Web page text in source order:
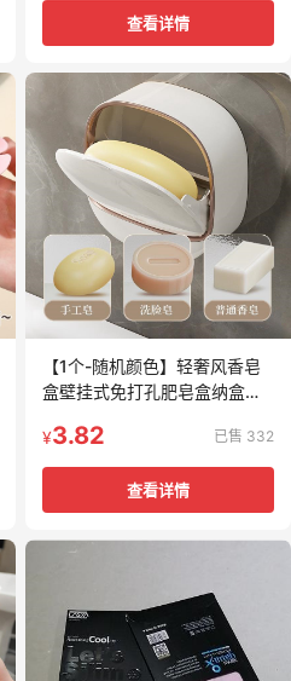
查看详情
【1个-随机颜色】轻奢风香皂
盒壁挂式免打孔肥皂盒纳盒卫
¥3.82 已售 332
查看详情